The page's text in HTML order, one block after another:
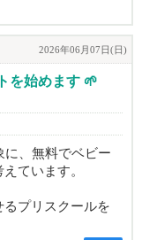
2026年06月07日(日)
を始めます 🌱
に、無料でベビー
ています。
プリスクールを